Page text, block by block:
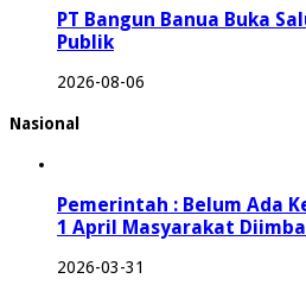
PT Bangun Banua Buka
Publik
2026-08-06
Nasional
Pemerintah : Belum Ada
1 April Masyarakat
2026-03-31